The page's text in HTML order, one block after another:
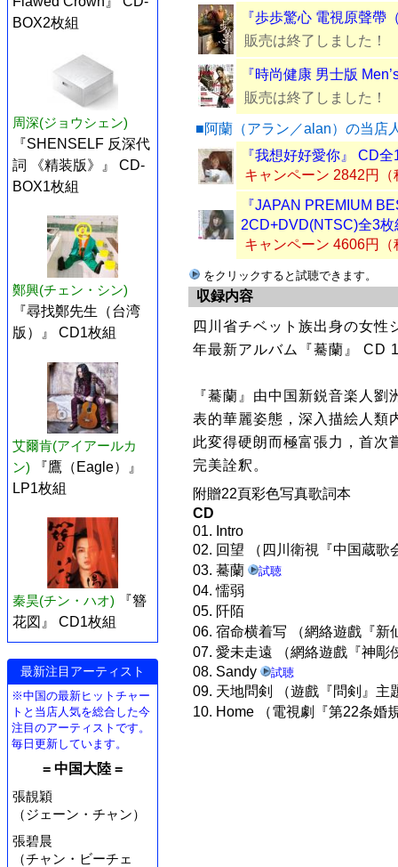
BOX2枚組
周深(ジョウシェン)
『SHENSELF 反深代
詞 《精装版》』 CD-
BOX1枚組
鄭興(チェン・シン)
『尋找鄭先生（台湾
版）』 CD1枚組
艾爾肯(アイアールカ
ン)
『鷹（Eagle）』
LP1枚組
秦昊(チン・ハオ)
『簪
花図』 CD1枚組
最新注目アーティスト
※中国の最新ヒットチャー
トと当店人気を総合した今
注目のアーティストです。
毎日更新しています。
= 中国大陸 =
張靚穎
（ジェーン・チャン）
張碧晨
（チャン・ビーチェ
『歩歩驚心 電視原聲帶
販売は終了しました！
『時尚健康 男士版
販売は終了しました！
■阿蘭（アラン／alan）の当店
『我想好好愛你』 CD
キャンペーン 2842円（
『JAPAN PREMIUM
2CD+DVD(NTSC)全3枚
キャンペーン 4606円（
をクリックすると試聴できます。
収録内容
四川省チベット族出身の女
年最新アルバム『驀蘭』 CD
『驀蘭』由中国新鋭音楽人
表的華麗姿態，深入描絵人類
此変得硬朗而極富張力，首次
完美詮釈。
附贈22頁彩色写真歌詞本
CD
01. Intro
02. 回望 （四川衛視『中国蔵歌
03. 驀蘭
試聴
04. 懦弱
05. 阡陌
06. 宿命横着写 （網絡遊戲『新
07. 愛未走遠 （網絡遊戲『神彫
08. Sandy
試聴
09. 天地問剣 （遊戲『問剣』主
10. Home （電視劇『第22条婚